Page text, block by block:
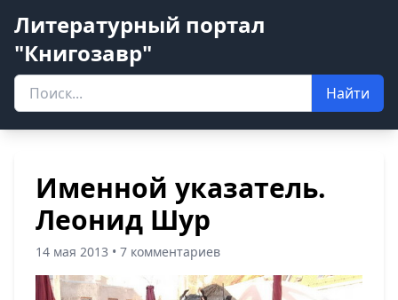
Литературный портал
"Книгозавр"
Найти
Именной указатель.
Леонид Шур
14 мая 2013 • 7 комментариев